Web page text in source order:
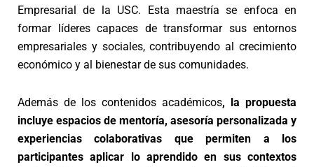
Empresarial de la USC. Esta maestría se enfoca en
formar líderes capaces de transformar sus entornos
empresariales y sociales, contribuyendo al crecimiento
económico y al bienestar de sus comunidades.
Además de los contenidos académicos, la propuesta
incluye espacios de mentoría, asesoría personalizada y
experiencias colaborativas que permiten a los
participantes aplicar lo aprendido en sus contextos